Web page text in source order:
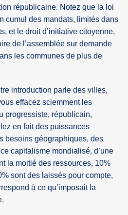
républicaine. Notez que la loi
cumul des mandats, limités dans
et le droit d’initiative citoyenne,
de l’assemblée sur demande
les communes de plus de
introduction parle des villes,
effacez sciemment les
progressiste, républicain,
en fait des puissances
besoins géographiques, des
capitalisme mondialisé, d’une
la moitié des ressources, 10%
sont des laissés pour compte,
à ce qu’imposait la